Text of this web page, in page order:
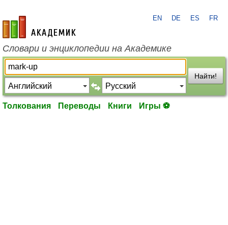
academic.ru
EN DE ES FR
Словари и энциклопедии на Академике
Найти!
Толкования Переводы Книги Игры ⚽